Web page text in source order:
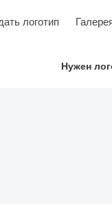
логотип
Нужен